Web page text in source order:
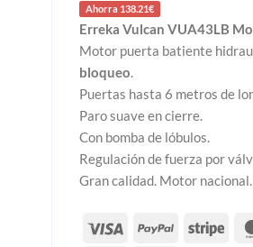
era:
925,00 €.
786,79
Ahorra 138.21€
Erreka Vulcan VUA43LB
Motor puerta batiente
bloqueo.
Puertas hasta 6 metros de
Paro suave en cierre.
Con bomba de lóbulos.
Regulación de fuerza por
Gran calidad. Motor nacional.